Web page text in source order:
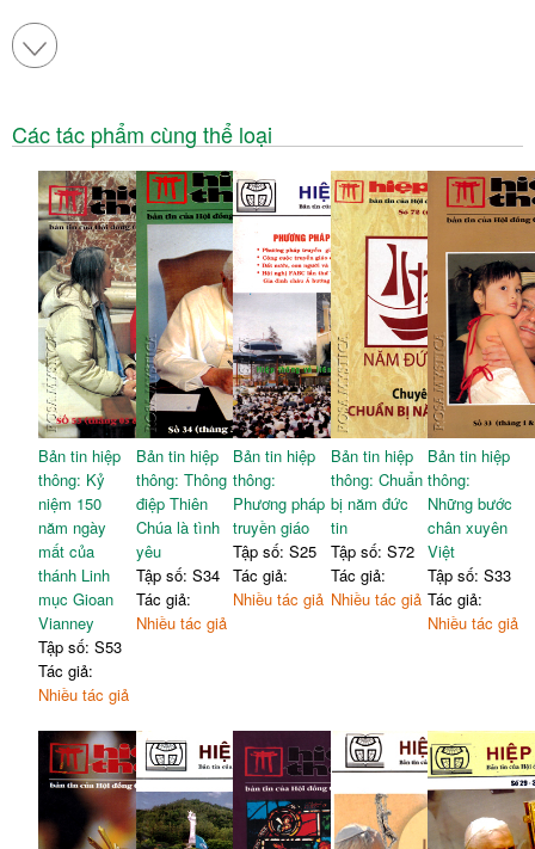
Tin mừng nơi các chủng
viện, dòng tu và học viện
người được mời gọi loan báo
24
Lm. Vinh Sơn Nguyễn Cao
Dũng
Huấn luyện trải nghiệm
Đức Kitô: Tu đức trong sứ
mạngloan báo Tin mừng
41
Văn phòng Học viện Công
giáo Việt Nam
Đào tạo loan báo Tin
mừng đặc biệt tại các chủng
viện,dòng tu
51
Văn phòng UBGDCG
Đào tạo việc loan báo Tin
mừng tại Học viện Công
giáoViệt Nam
66
Chương trình Mục vụ
Truyền giáo - HVCGVN
•Từ trái tim đến sứ vụ -
Đào tạo nhà truyền giáo
hôm nay
Pet. Võ Tá Đương, OP
II.DIỄN ĐÀN
•Đời sống thánh hiến
trong thế giới kỹ thuật số:
Hướng tới sự hiểu biết
sâu sắc hơn về một số
chuyển biến mô hình
trong môi trường nhân
sinh
163
Jerin Jacob
III.TƯ LIỆU
• Các lộ trình cho giai
đoạn thực hiện Thượng
hội đồng 2025 - 2028
Văn phòng Tổng thư ký
Thượng hội đồng Giám mục
Các tác phẩm cùng thể loại
Bản tin hiệp
thông: Kỷ
niệm 150
năm ngày
mất của
thánh Linh
mục Gioan
Vianney
Tập số: S53
Tác giả:
Nhiều tác giả
Bản tin hiệp
thông: Thông
điệp Thiên
Chúa là tình
yêu
Tập số: S34
Tác giả:
Nhiều tác giả
Bản tin hiệp
thông:
Phương pháp
truyền giáo
Tập số: S25
Tác giả:
Nhiều tác giả
Bản tin hiệp
thông: Chuẩn
bị năm đức
tin
Tập số: S72
Tác giả:
Nhiều tác giả
Bản tin hiệp
thông:
Những bước
chân xuyên
Việt
Tập số: S33
Tác giả:
Nhiều tác giả